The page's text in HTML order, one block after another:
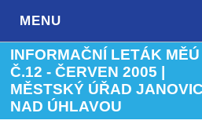
MENU
INFORMAČNÍ LETÁK MĚÚ
Č.12 - ČERVEN 2005 |
MĚSTSKÝ ÚŘAD
NAD ÚHLAVOU